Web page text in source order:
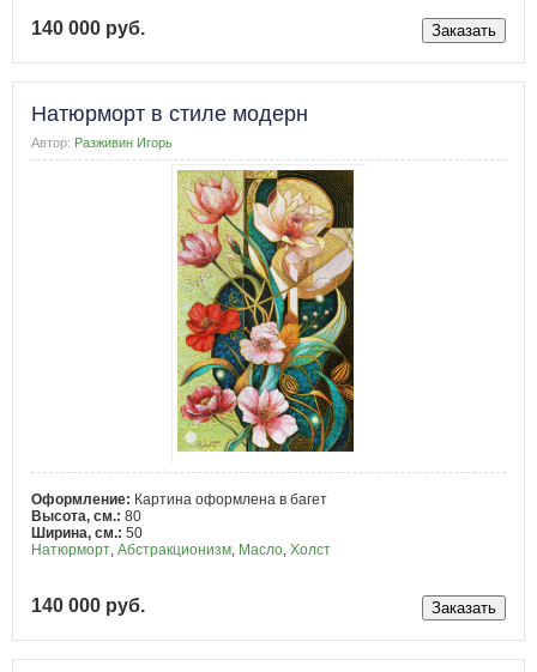
140 000 руб.
Натюрморт в стиле модерн
Автор: Разживин Игорь
Оформление: Картина оформлена в багет
Высота, см.: 80
Ширина, см.: 50
Натюрморт Абстракционизм Масло Холст
140 000 руб.